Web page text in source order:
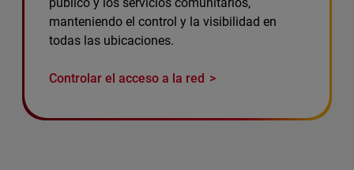
manteniendo el control y la visibilidad en
todas las ubicaciones.
Controlar el acceso a la red